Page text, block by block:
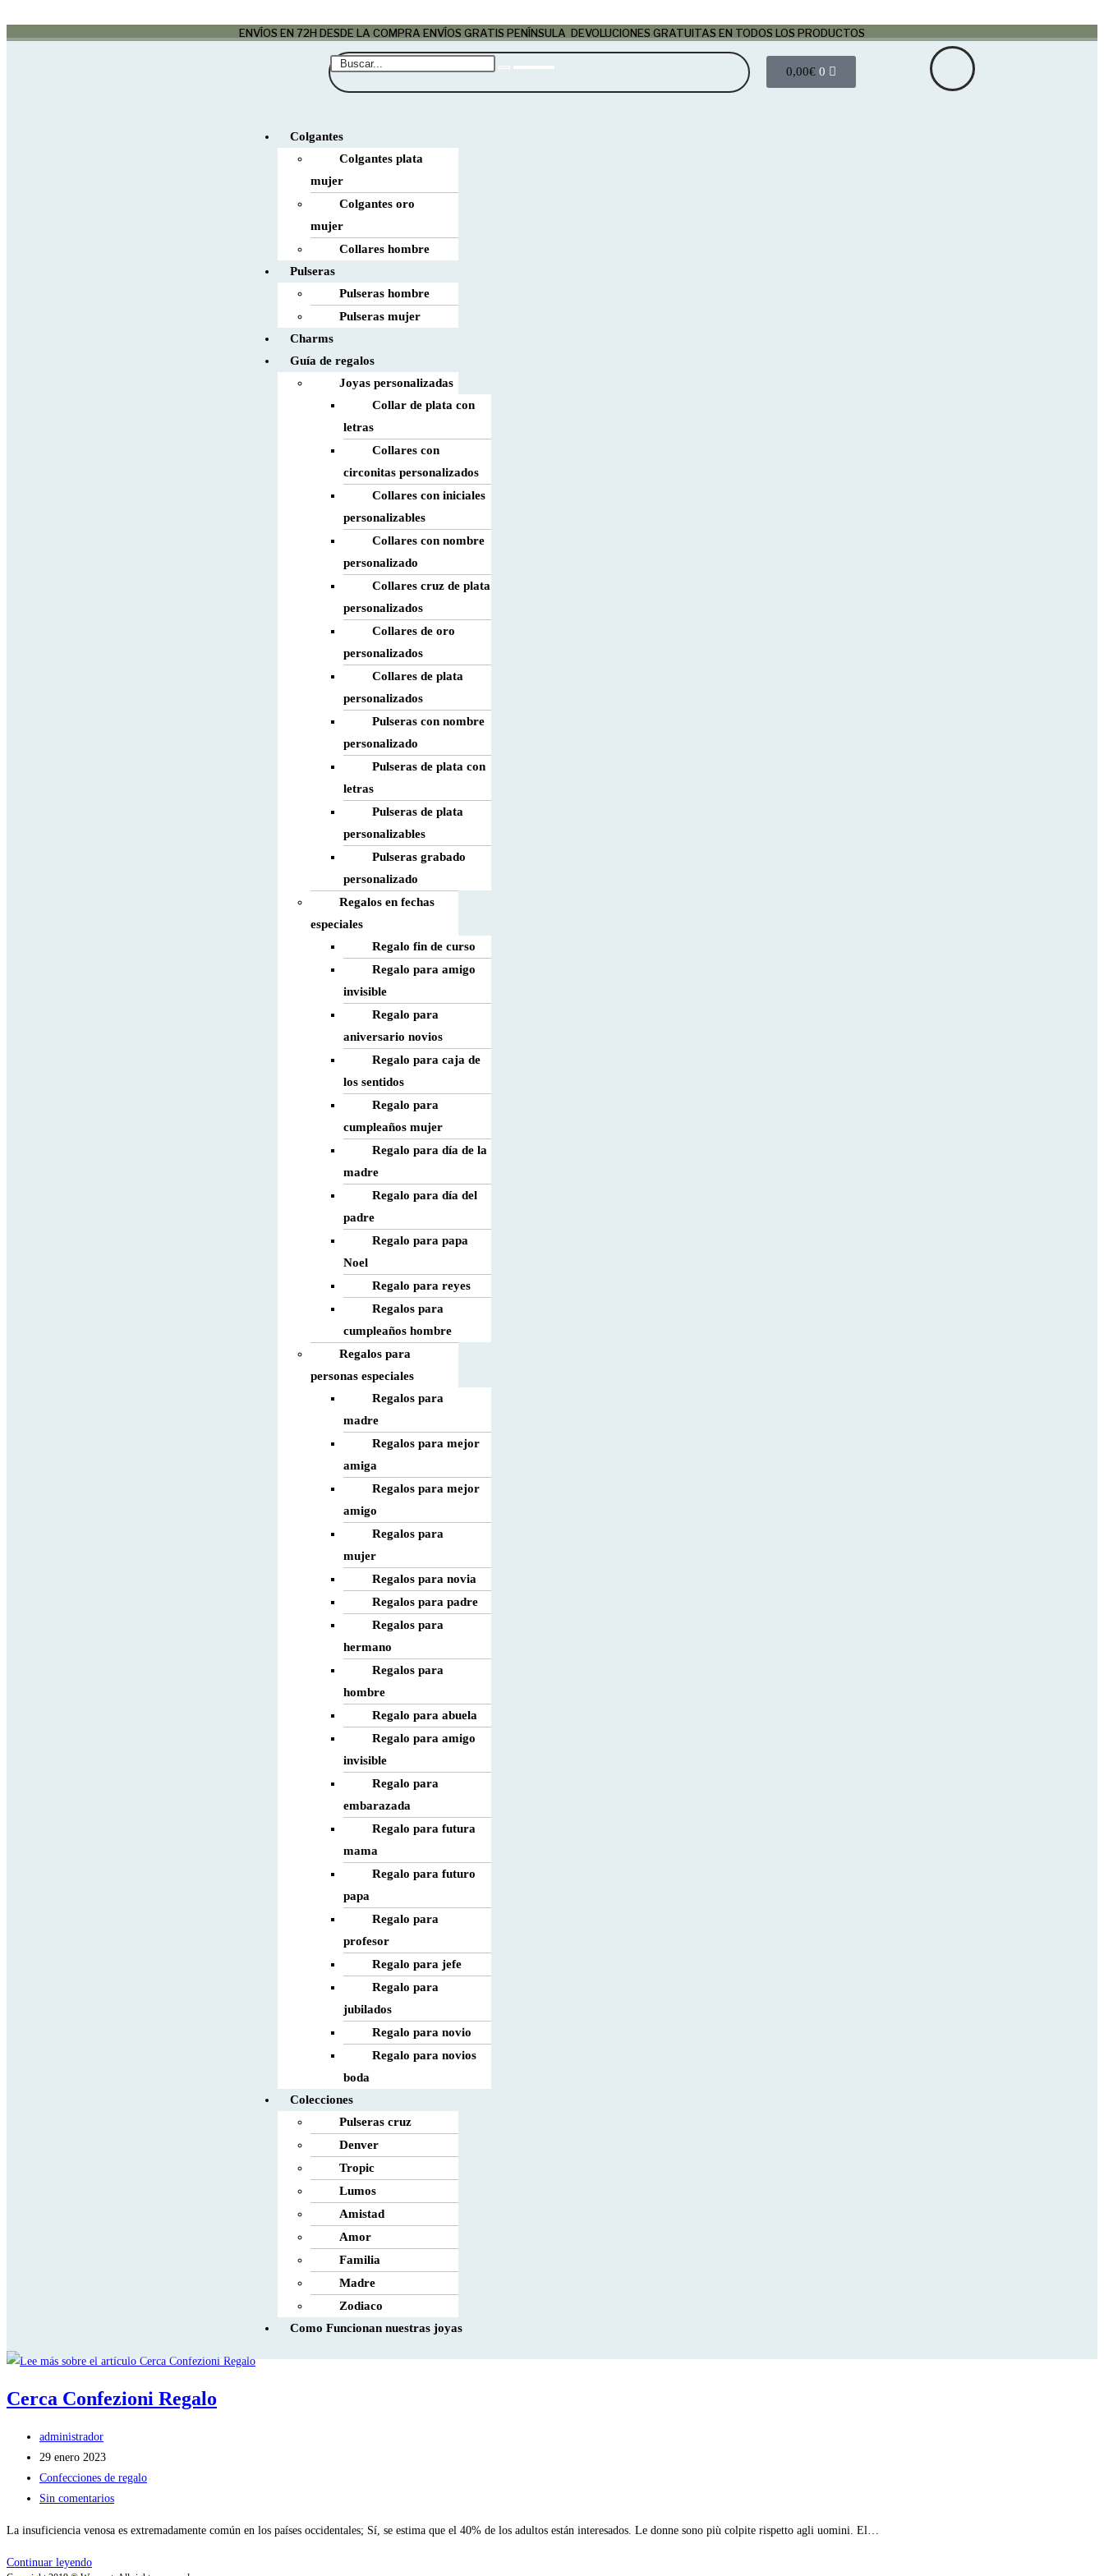
ENVÍOS EN 72H DESDE LA COMPRA ENVÍOS GRATIS PENÍNSULA DEVOLUCIONES GRATUITAS EN TODOS LOS PRODUCTOS
0,00€ 0
Colgantes
Colgantes plata
mujer
Colgantes oro
mujer
Collares hombre
Pulseras
Pulseras hombre
Pulseras mujer
Charms
Guía de regalos
Joyas personalizadas
Collar de plata con
letras
Collares con
circonitas personalizados
Collares con iniciales
personalizables
Collares con nombre
personalizado
Collares cruz de plata
personalizados
Collares de oro
personalizados
Collares de plata
personalizados
Pulseras con nombre
personalizado
Pulseras de plata con
letras
Pulseras de plata
personalizables
Pulseras grabado
personalizado
Regalos en fechas
especiales
Regalo fin de curso
Regalo para amigo
invisible
Regalo para
aniversario novios
Regalo para caja de
los sentidos
Regalo para
cumpleaños mujer
Regalo para día de la
madre
Regalo para día del
padre
Regalo para papa
Noel
Regalo para reyes
Regalos para
cumpleaños hombre
Regalos para
personas especiales
Regalos para
madre
Regalos para mejor
amiga
Regalos para mejor
amigo
Regalos para
mujer
Regalos para novia
Regalos para padre
Regalos para
hermano
Regalos para
hombre
Regalo para abuela
Regalo para amigo
invisible
Regalo para
embarazada
Regalo para futura
mama
Regalo para futuro
papa
Regalo para
profesor
Regalo para jefe
Regalo para
jubilados
Regalo para novio
Regalo para novios
boda
Colecciones
Pulseras cruz
Denver
Tropic
Lumos
Amistad
Amor
Familia
Madre
Zodiaco
Como Funcionan nuestras joyas
Cerca Confezioni Regalo
administrador
29 enero 2023
Confecciones de regalo
Sin comentarios
La insuficiencia venosa es extremadamente común en los países occidentales; Sí, se estima que el 40% de los adultos están interesados. Le donne sono più colpite rispetto agli uomini. El…
Continuar leyendo